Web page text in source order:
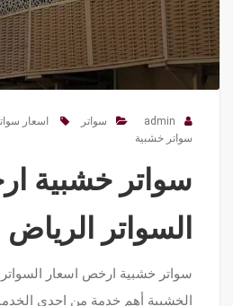
admin سواتر اسعار
سواتر خشبية
سواتر خشبية
السواتر الرياض
سواتر خشبية ارخص اسعار السواتر
الخشبية أهم خدمة من احدى